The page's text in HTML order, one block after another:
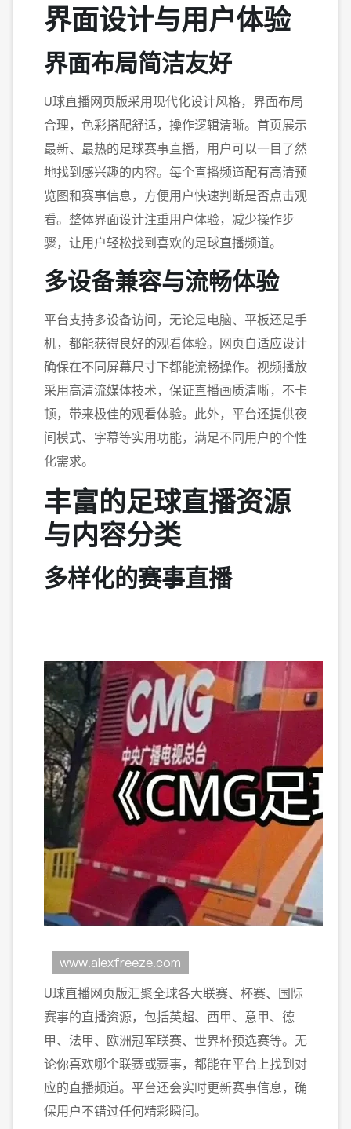
界面设计与用户体验
界面布局简洁友好
U球直播网页版采用现代化设计风格，界面布局
合理，色彩搭配舒适，操作逻辑清晰。首页展示
最新、最热的足球赛事直播，用户可以一目了然
地找到感兴趣的内容。每个直播频道配有高清预
览图和赛事信息，方便用户快速判断是否点击观
看。整体界面设计注重用户体验，减少操作步
骤，让用户轻松找到喜欢的足球直播频道。
多设备兼容与流畅体验
平台支持多设备访问，无论是电脑、平板还是手
机，都能获得良好的观看体验。网页自适应设计
确保在不同屏幕尺寸下都能流畅操作。视频播放
采用高清流媒体技术，保证直播画质清晰，不卡
顿，带来极佳的观看体验。此外，平台还提供夜
间模式、字幕等实用功能，满足不同用户的个性
化需求。
丰富的足球直播资源
与内容分类
多样化的赛事直播
U球直播网页版汇聚全球各大联赛、杯赛、国际
赛事的直播资源，包括英超、西甲、意甲、德
甲、法甲、欧洲冠军联赛、世界杯预选赛等。无
论你喜欢哪个联赛或赛事，都能在平台上找到对
应的直播频道。平台还会实时更新赛事信息，确
保用户不错过任何精彩瞬间。